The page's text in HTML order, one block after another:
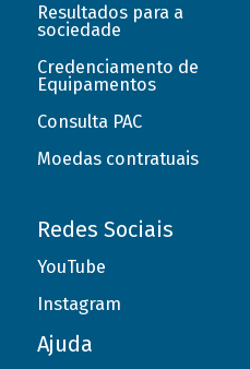
Resultados para a
sociedade
Credenciamento de
Equipamentos
Consulta PAC
Moedas contratuais
Redes Sociais
YouTube
Instagram
Ajuda